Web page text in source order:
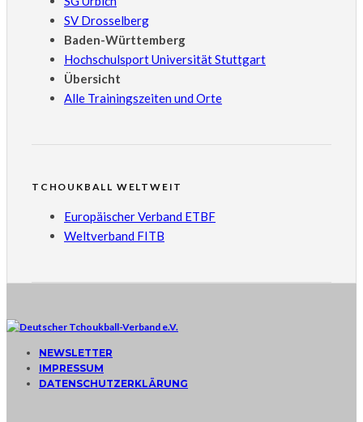
SV Drosselberg
Baden-Württemberg
Hochschulsport Universität Stuttgart
Übersicht
Alle Trainingszeiten und Orte
TCHOUKBALL WELTWEIT
Europäischer Verband ETBF
Weltverband FITB
NEWSLETTER
IMPRESSUM
DATENSCHUTZERKLÄRUNG